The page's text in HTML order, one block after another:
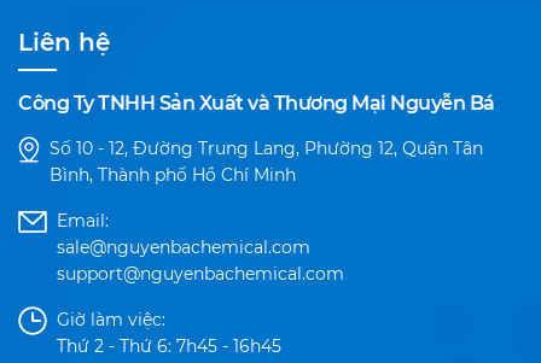
Liên hệ
Công Ty TNHH Sản Xuất và Thương Mại Nguyễn Bá
Số 10 - 12, Đường Trung Lang, Phường 12, Quận Tân
Bình, Thành phố Hồ Chí Minh
Email:
sale@nguyenbachemical.com
support@nguyenbachemical.com
Giờ làm việc:
Thứ 2 - Thứ 6: 7h45 - 16h45